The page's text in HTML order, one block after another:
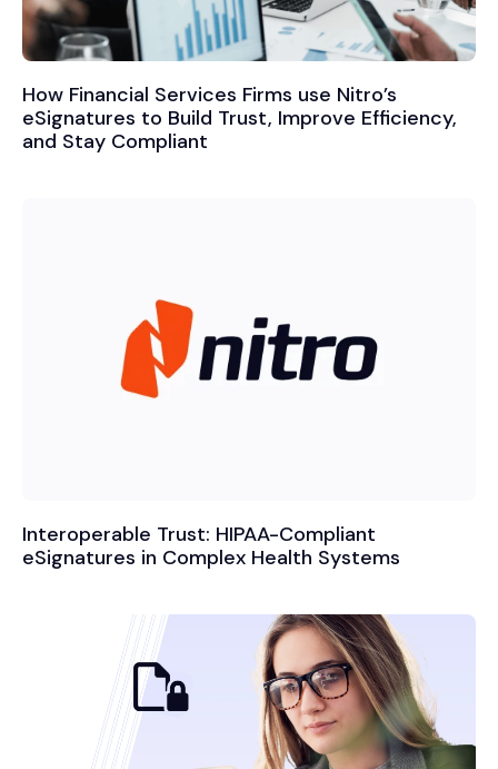
How Financial Services Firms use Nitro’s
eSignatures to Build Trust, Improve Efficiency,
and Stay Compliant
Interoperable Trust: HIPAA-Compliant
eSignatures in Complex Health Systems